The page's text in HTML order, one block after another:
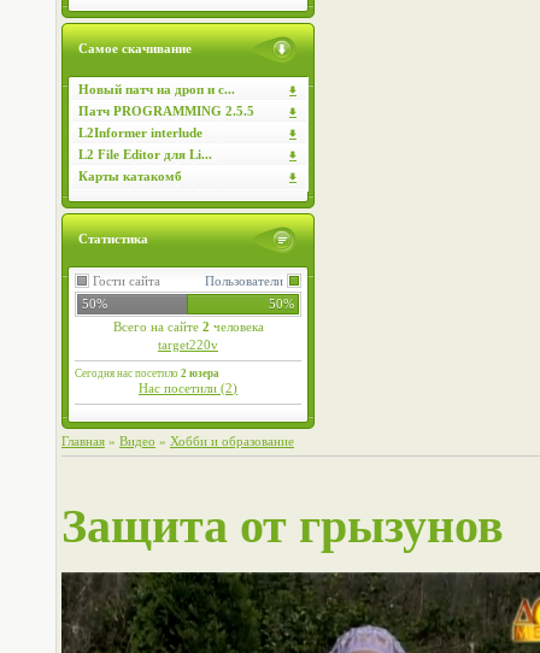
Самое скачивание
Новый патч на дроп и с...
Патч PROGRAMMING 2.5.5
L2Informer interlude
L2 File Editor для Li...
Карты катакомб
Статистика
Пользователи
Гости сайта
50%
50%
Всего на сайте 2 человека
target220v
Сегодня нас посетило 2 юзера
Нас посетили (2)
Главная » Видео » Хобби и образование
Защита от грызунов